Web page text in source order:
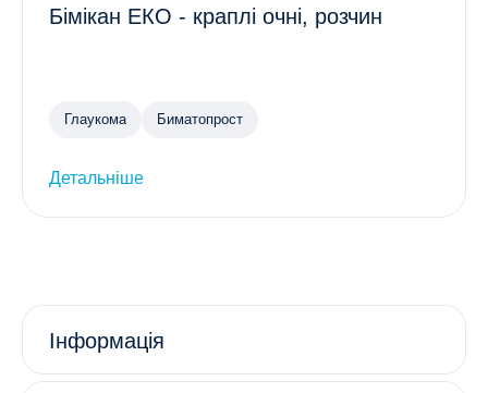
Бімікан ЕКО - краплі очні, розчин
Глаукома Биматопрост
Детальніше
Інформація